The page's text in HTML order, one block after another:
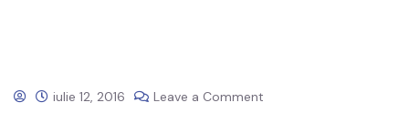
iulie 12, 2016 Leave a Comment